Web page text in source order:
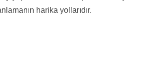
harika yollarıdır.
sahne olan bu topraklar, çok
edilebilir. Eğitim konusunda da köklü